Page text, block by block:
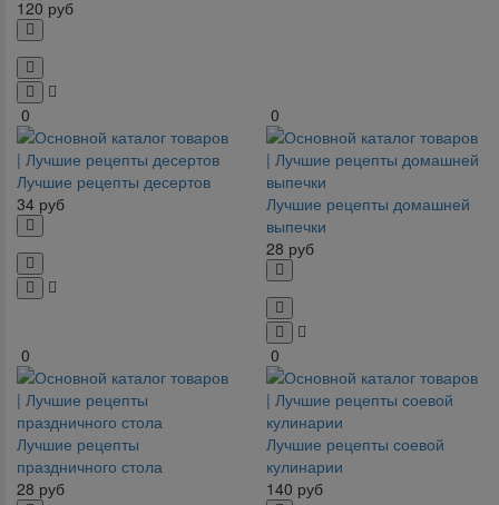
120 руб
0
Лучшие рецепты десертов
34 руб
0
Лучшие рецепты домашней
выпечки
28 руб
0
Лучшие рецепты
праздничного стола
28 руб
0
Лучшие рецепты соевой
кулинарии
140 руб